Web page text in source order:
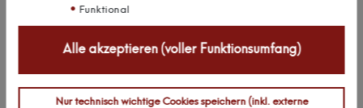
silbergrau, Chrom oder mattem Schwarz. Die
wirken edel und sindrost- sowie korrosionsbeständig
sind diese Eigenschaften besonders vorteilhaft.
Funktional
Alle akzeptieren (voller Funktionsumfang)
Nur technisch wichtige Cookies speichern (inkl. externe